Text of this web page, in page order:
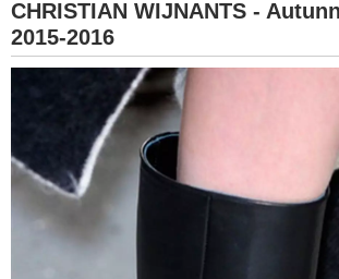
CHRISTIAN WIJNANTS -
2015-2016